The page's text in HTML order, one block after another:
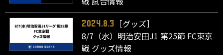
2024.8.3
［グッズ］
8/7（水）明治安田J1 第25節 FC東京
戦 グッズ情報